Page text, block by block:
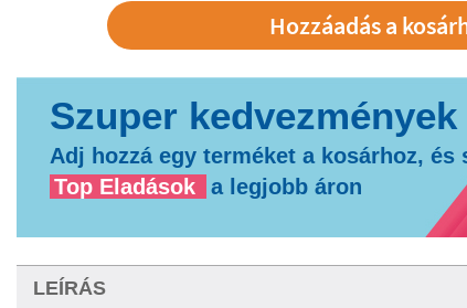
Adj hozzá egy terméket a kosárhoz, és
Top Eladások
a legjobb áron
LEÍRÁS